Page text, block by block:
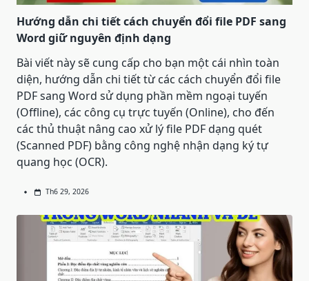
Hướng dẫn chi tiết cách chuyển đổi file PDF sang
Word giữ nguyên định dạng
Bài viết này sẽ cung cấp cho bạn một cái nhìn toàn
diện, hướng dẫn chi tiết từ các cách chuyển đổi file
PDF sang Word sử dụng phần mềm ngoại tuyến
(Offline), các công cụ trực tuyến (Online), cho đến
các thủ thuật nâng cao xử lý file PDF dạng quét
(Scanned PDF) bằng công nghệ nhận dạng ký tự
quang học (OCR).
Th6 29, 2026